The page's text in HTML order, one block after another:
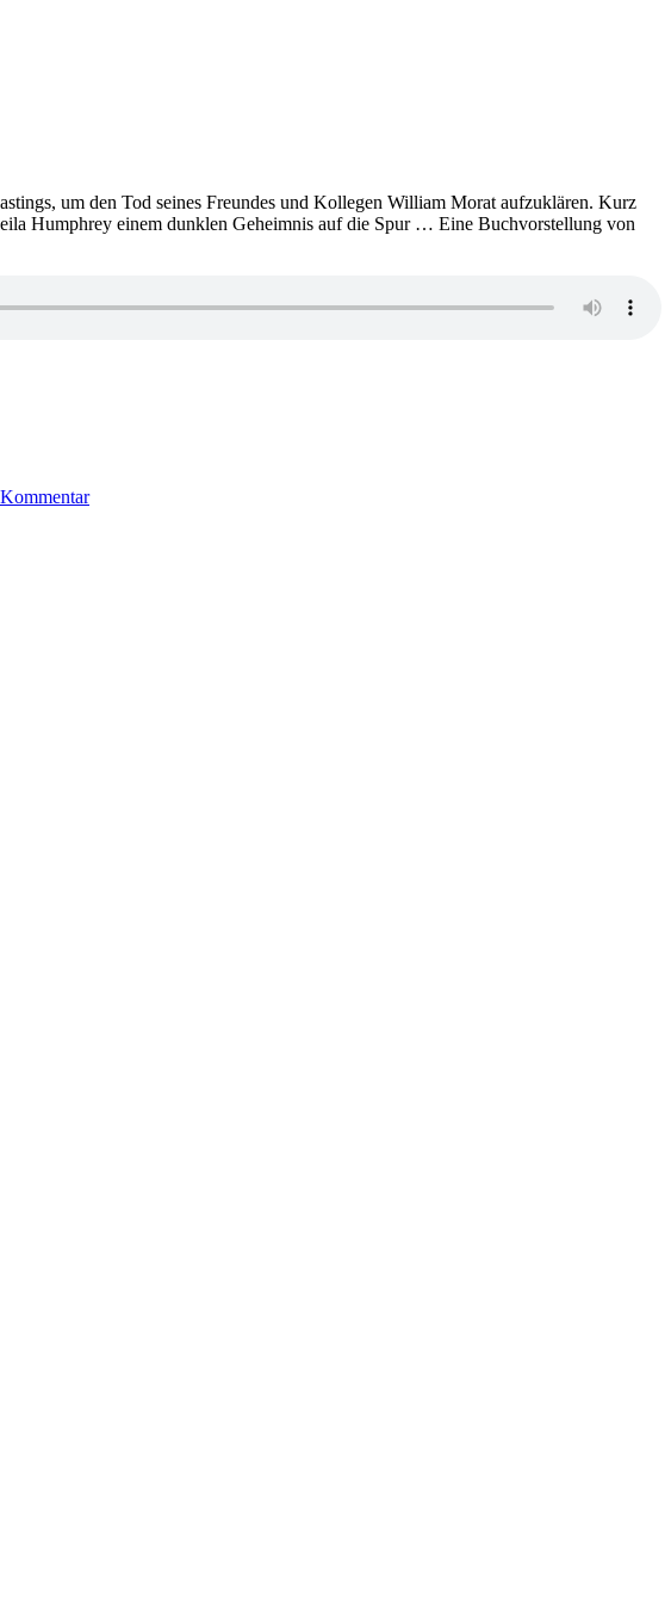
um den Tod seines Freundes und Kollegen William Morat aufzuklären. Kurz
Humphrey einem dunklen Geheimnis auf die Spur … Eine Buchvorstellung von
835: